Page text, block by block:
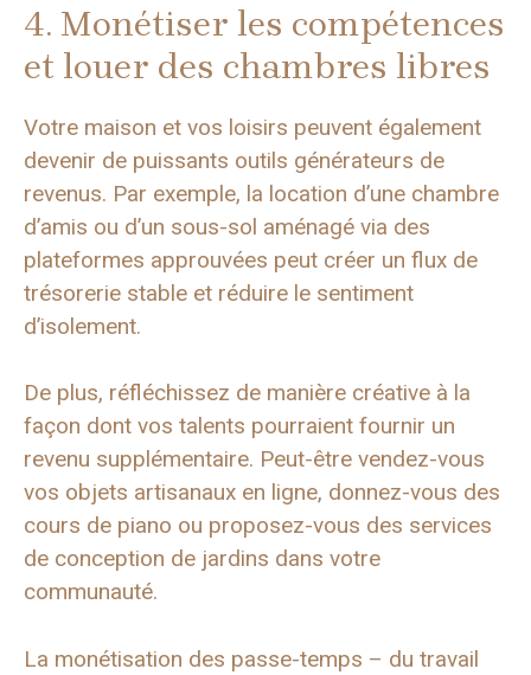
4. Monétiser les compétences
et louer des chambres libres
Votre maison et vos loisirs peuvent également
devenir de puissants outils générateurs de
revenus. Par exemple, la location d’une chambre
d’amis ou d’un sous-sol aménagé via des
plateformes approuvées peut créer un flux de
trésorerie stable et réduire le sentiment
d’isolement.
De plus, réfléchissez de manière créative à la
façon dont vos talents pourraient fournir un
revenu supplémentaire. Peut-être vendez-vous
vos objets artisanaux en ligne, donnez-vous des
cours de piano ou proposez-vous des services
de conception de jardins dans votre
communauté.
La monétisation des passe-temps – du travail